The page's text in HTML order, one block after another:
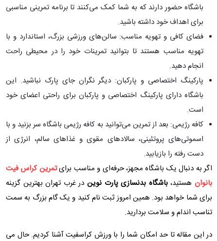
باشگاه حضور دارند که به شما کمک می‌کنند تا برنامه تمرینی مناسبی
برای اهداف خود داشته باشید.
فضای کافی و تهویه مناسب: سالن‌های ورزشی بزرگ، استاندارد و با
تهویه مناسب هستند تا بتوانید تمرینات خود را در محیطی راحت
انجام دهید.
پارکینگ اختصاصی و پارکبان: دیگر نگران جای پارک نباشید. این
باشگاه دارای پارکینگ اختصاصی و پارکبان برای راحتی اعضای خود
است.
کافه رژیمی: بعد از تمرین می‌توانید به کافه رژیمی باشگاه سر بزنید و با
اسموتی‌های پروتئینی، سالادهای مقوی و غذاهای سالم، انرژی از
دست رفته را بازیابید.
اگر به دنبال یک باشگاه مجهز، حرفه‌ای و مناسب برایتمرین کراس فیت
بانوانهستید،باشگاه بدنسازی پارت نوین در غرب تهران بهترین گزینه
برای شما خواهد بود. همین امروز ثبت نام کنید و یک گام بزرگ به سمت
تناسب اندام و سلامت بردارید.
در این مقاله تا حد امکان شما را با ورزش کراسفیت آشنا کردیم. حال می